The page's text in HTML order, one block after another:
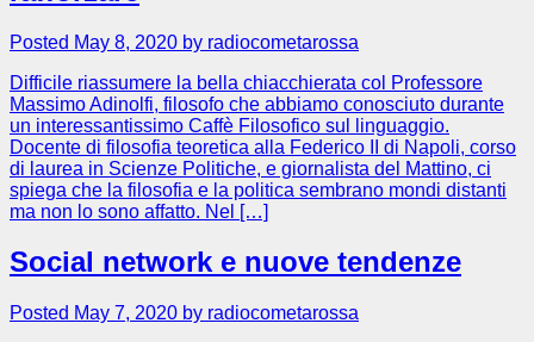
Posted May 8, 2020 by radiocometarossa
Difficile riassumere la bella chiacchierata col Professore
Massimo Adinolfi, filosofo che abbiamo conosciuto durante
un interessantissimo Caffè Filosofico sul linguaggio.
Docente di filosofia teoretica alla Federico II di Napoli, corso
di laurea in Scienze Politiche, e giornalista del Mattino, ci
spiega che la filosofia e la politica sembrano mondi distanti
ma non lo sono affatto. Nel […]
Social network e nuove tendenze
Posted May 7, 2020 by radiocometarossa